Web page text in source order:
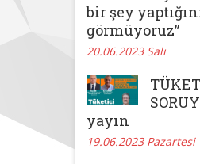
bir şey
görmüyoruz”
20.06.2023 Salı
yayın
19.06.2023 Pazartesi